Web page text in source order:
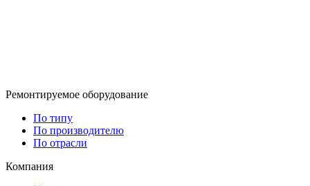
Ремонтируемое оборудование
По типу
По производителю
По отрасли
Компания